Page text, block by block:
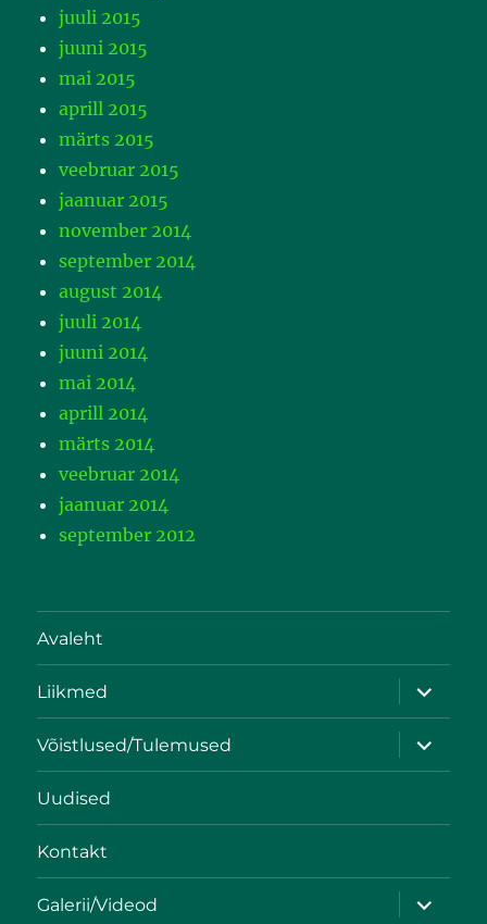
juuli 2015
juuni 2015
mai 2015
aprill 2015
märts 2015
veebruar 2015
jaanuar 2015
november 2014
september 2014
august 2014
juuli 2014
juuni 2014
mai 2014
aprill 2014
märts 2014
veebruar 2014
jaanuar 2014
september 2012
Avaleht
Liikmed
Võistlused/Tulemused
Uudised
Kontakt
Galerii/Videod